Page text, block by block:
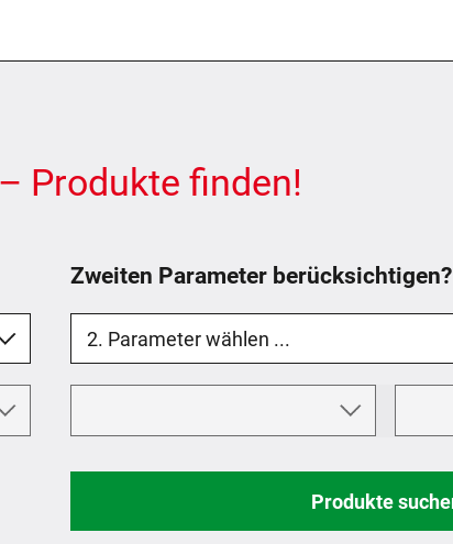
Produkte finden!
Zweiten Parameter berücksichtigen?